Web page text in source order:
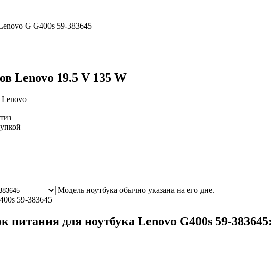
G G400s 59-383645
Lenovo 19.5 V 135 W
Lenovo
Модель ноутбука обычно указана на его дне.
питания для ноутбука Lenovo G400s 59-383645: